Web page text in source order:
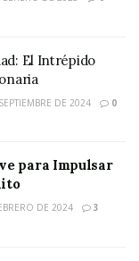
El Intrépido
DE 2024 0
para Impulsar
DE 2024 3